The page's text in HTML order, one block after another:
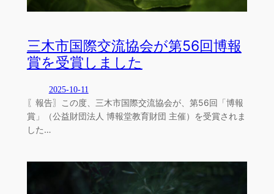
三木市国際交流協会が第56回博報
賞を受賞しました
2025-10-11
〖報告〗この度、三木市国際交流協会が、第56回「博報
賞」（公益財団法人 博報堂教育財団 主催）を受賞されま
した…